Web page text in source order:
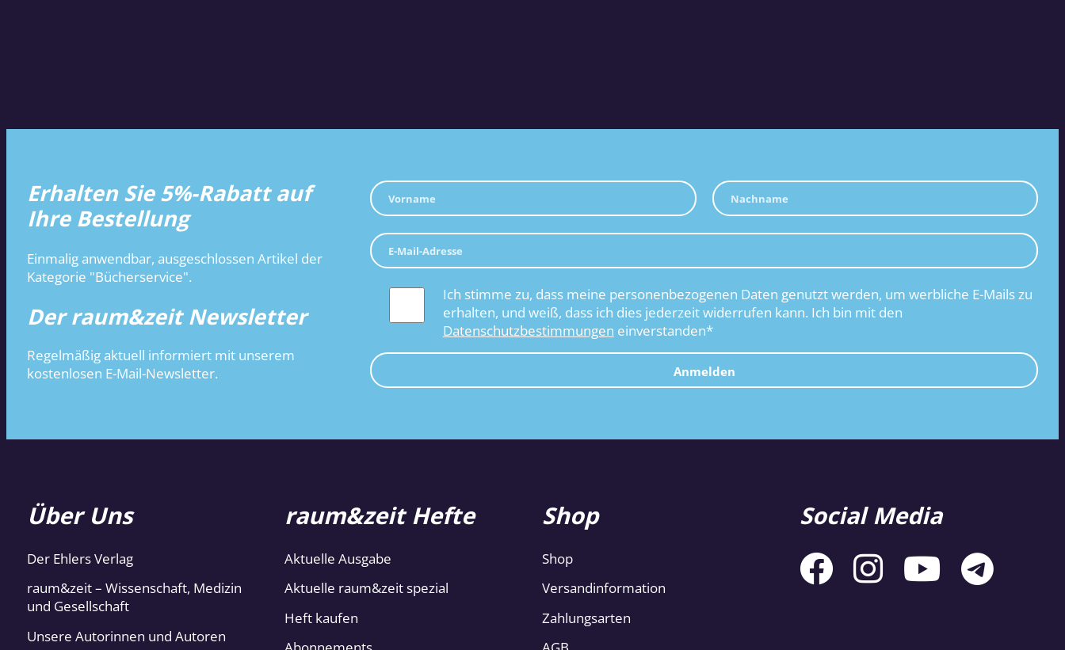
Erhalten Sie 5%-Rabatt auf
Ihre Bestellung
Einmalig anwendbar, ausgeschlossen Artikel der
Kategorie "Bücherservice".
Der raum&zeit Newsletter
Regelmäßig aktuell informiert mit unserem
kostenlosen E-Mail-Newsletter.
Ich stimme zu, dass meine personenbezogenen Daten genutzt werden, um werbliche E-Mails zu
erhalten, und weiß, dass ich dies jederzeit widerrufen kann. Ich bin mit den
Datenschutzbestimmungen einverstanden*
Anmelden
Über Uns
Der Ehlers Verlag
raum&zeit – Wissenschaft, Medizin
und Gesellschaft
Unsere Autorinnen und Autoren
raum&zeit Hefte
Aktuelle Ausgabe
Aktuelle raum&zeit spezial
Heft kaufen
Shop
Shop
Versandinformation
Zahlungsarten
Social Media